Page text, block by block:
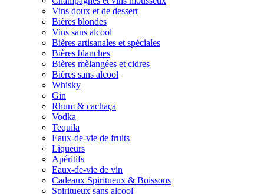
Vins doux et de dessert
Bières blondes
Vins sans alcool
Bières artisanales et spéciales
Bières blanches
Bières mèlangées et cidres
Bières sans alcool
Whisky
Gin
Rhum & cachaça
Vodka
Tequila
Eaux-de-vie de fruits
Liqueurs
Apéritifs
Eaux-de-vie de vin
Cadeaux Spiritueux & Boissons
Spiritueux sans alcool